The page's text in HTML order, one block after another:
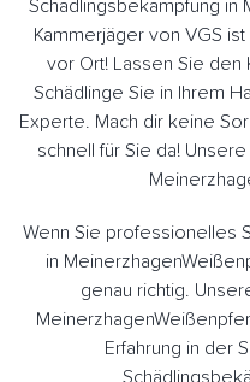
Schädlingsbekämpfung in
Kammerjäger von VGS
vor Ort! Lassen Sie
Schädlinge Sie in Ihrem
Experte. Mach dir keine
schnell für Sie da!
Wenn Sie professionelles
in
genau richtig.
Erfahrung in der